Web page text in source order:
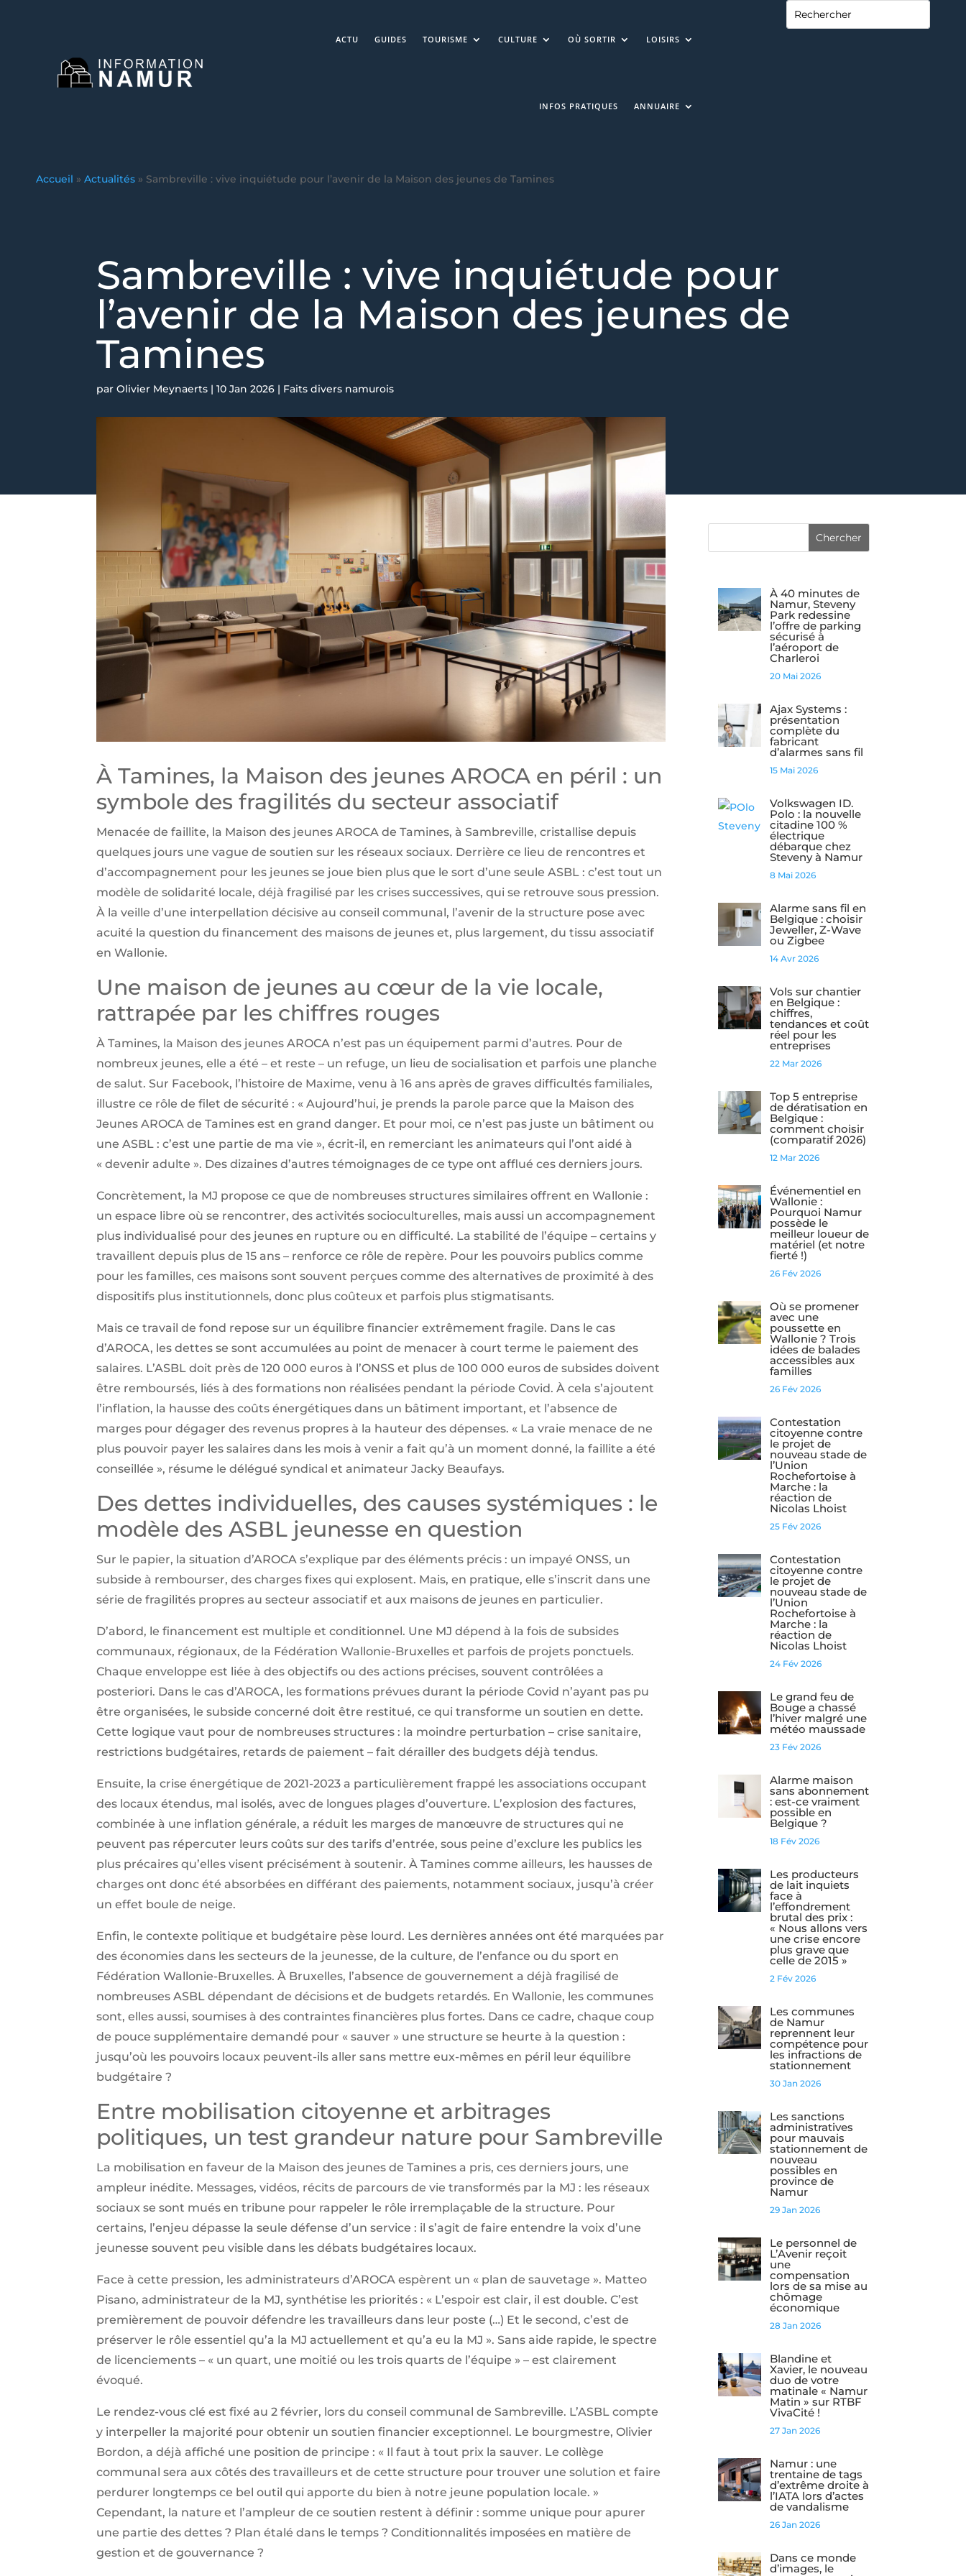
ACTU GUIDES TOURISME CULTURE OÙ SORTIR LOISIRS
INFOS PRATIQUES ANNUAIRE
Accueil » Actualités » Sambreville : vive inquiétude pour l’avenir de la Maison des jeunes de Tamines
Sambreville : vive inquiétude pour
l’avenir de la Maison des jeunes de
Tamines
parOlivier Meynaerts |10 Jan 2026 | Faits divers namurois
À Tamines, la Maison des jeunes AROCA en péril : un
symbole des fragilités du secteur associatif
Menacée de faillite, la Maison des jeunes AROCA de Tamines, à Sambreville, cristallise depuis
quelques jours une vague de soutien sur les réseaux sociaux. Derrière ce lieu de rencontres et
d’accompagnement pour les jeunes se joue bien plus que le sort d’une seule ASBL : c’est tout un
modèle de solidarité locale, déjà fragilisé par les crises successives, qui se retrouve sous pression.
À la veille d’une interpellation décisive au conseil communal, l’avenir de la structure pose avec
acuité la question du financement des maisons de jeunes et, plus largement, du tissu associatif
en Wallonie.
Une maison de jeunes au cœur de la vie locale,
rattrapée par les chiffres rouges
À Tamines, la Maison des jeunes AROCA n’est pas un équipement parmi d’autres. Pour de
nombreux jeunes, elle a été – et reste – un refuge, un lieu de socialisation et parfois une planche
de salut. Sur Facebook, l’histoire de Maxime, venu à 16 ans après de graves difficultés familiales,
illustre ce rôle de filet de sécurité : « Aujourd’hui, je prends la parole parce que la Maison des
Jeunes AROCA de Tamines est en grand danger. Et pour moi, ce n’est pas juste un bâtiment ou
une ASBL : c’est une partie de ma vie », écrit-il, en remerciant les animateurs qui l’ont aidé à
« devenir adulte ». Des dizaines d’autres témoignages de ce type ont afflué ces derniers jours.
Concrètement, la MJ propose ce que de nombreuses structures similaires offrent en Wallonie :
un espace libre où se rencontrer, des activités socioculturelles, mais aussi un accompagnement
plus individualisé pour des jeunes en rupture ou en difficulté. La stabilité de l’équipe – certains y
travaillent depuis plus de 15 ans – renforce ce rôle de repère. Pour les pouvoirs publics comme
pour les familles, ces maisons sont souvent perçues comme des alternatives de proximité à des
dispositifs plus institutionnels, donc plus coûteux et parfois plus stigmatisants.
Mais ce travail de fond repose sur un équilibre financier extrêmement fragile. Dans le cas
d’AROCA, les dettes se sont accumulées au point de menacer à court terme le paiement des
salaires. L’ASBL doit près de 120 000 euros à l’ONSS et plus de 100 000 euros de subsides doivent
être remboursés, liés à des formations non réalisées pendant la période Covid. À cela s’ajoutent
l’inflation, la hausse des coûts énergétiques dans un bâtiment important, et l’absence de
marges pour dégager des revenus propres à la hauteur des dépenses. « La vraie menace de ne
plus pouvoir payer les salaires dans les mois à venir a fait qu’à un moment donné, la faillite a été
conseillée », résume le délégué syndical et animateur Jacky Beaufays.
Des dettes individuelles, des causes systémiques : le
modèle des ASBL jeunesse en question
Sur le papier, la situation d’AROCA s’explique par des éléments précis : un impayé ONSS, un
subside à rembourser, des charges fixes qui explosent. Mais, en pratique, elle s’inscrit dans une
série de fragilités propres au secteur associatif et aux maisons de jeunes en particulier.
D’abord, le financement est multiple et conditionnel. Une MJ dépend à la fois de subsides
communaux, régionaux, de la Fédération Wallonie-Bruxelles et parfois de projets ponctuels.
Chaque enveloppe est liée à des objectifs ou des actions précises, souvent contrôlées a
posteriori. Dans le cas d’AROCA, les formations prévues durant la période Covid n’ayant pas pu
être organisées, le subside concerné doit être restitué, ce qui transforme un soutien en dette.
Cette logique vaut pour de nombreuses structures : la moindre perturbation – crise sanitaire,
restrictions budgétaires, retards de paiement – fait dérailler des budgets déjà tendus.
Ensuite, la crise énergétique de 2021-2023 a particulièrement frappé les associations occupant
des locaux étendus, mal isolés, avec de longues plages d’ouverture. L’explosion des factures,
combinée à une inflation générale, a réduit les marges de manœuvre de structures qui ne
peuvent pas répercuter leurs coûts sur des tarifs d’entrée, sous peine d’exclure les publics les
plus précaires qu’elles visent précisément à soutenir. À Tamines comme ailleurs, les hausses de
charges ont donc été absorbées en différant des paiements, notamment sociaux, jusqu’à créer
un effet boule de neige.
Enfin, le contexte politique et budgétaire pèse lourd. Les dernières années ont été marquées par
des économies dans les secteurs de la jeunesse, de la culture, de l’enfance ou du sport en
Fédération Wallonie-Bruxelles. À Bruxelles, l’absence de gouvernement a déjà fragilisé de
nombreuses ASBL dépendant de décisions et de budgets retardés. En Wallonie, les communes
sont, elles aussi, soumises à des contraintes financières plus fortes. Dans ce cadre, chaque coup
de pouce supplémentaire demandé pour « sauver » une structure se heurte à la question :
jusqu’où les pouvoirs locaux peuvent-ils aller sans mettre eux-mêmes en péril leur équilibre
budgétaire ?
Entre mobilisation citoyenne et arbitrages
politiques, un test grandeur nature pour Sambreville
La mobilisation en faveur de la Maison des jeunes de Tamines a pris, ces derniers jours, une
ampleur inédite. Messages, vidéos, récits de parcours de vie transformés par la MJ : les réseaux
sociaux se sont mués en tribune pour rappeler le rôle irremplaçable de la structure. Pour
certains, l’enjeu dépasse la seule défense d’un service : il s’agit de faire entendre la voix d’une
jeunesse souvent peu visible dans les débats budgétaires locaux.
Face à cette pression, les administrateurs d’AROCA espèrent un « plan de sauvetage ». Matteo
Pisano, administrateur de la MJ, synthétise les priorités : « L’espoir est clair, il est double. C’est
premièrement de pouvoir défendre les travailleurs dans leur poste (…) Et le second, c’est de
préserver le rôle essentiel qu’a la MJ actuellement et qu’a eu la MJ ». Sans aide rapide, le spectre
de licenciements – « un quart, une moitié ou les trois quarts de l’équipe » – est clairement
évoqué.
Le rendez-vous clé est fixé au 2 février, lors du conseil communal de Sambreville. L’ASBL compte
y interpeller la majorité pour obtenir un soutien financier exceptionnel. Le bourgmestre, Olivier
Bordon, a déjà affiché une position de principe : « Il faut à tout prix la sauver. Le collège
communal sera aux côtés des travailleurs et de cette structure pour trouver une solution et faire
perdurer longtemps ce bel outil qui apporte du bien à notre jeune population locale. »
Cependant, la nature et l’ampleur de ce soutien restent à définir : somme unique pour apurer
une partie des dettes ? Plan étalé dans le temps ? Conditionnalités imposées en matière de
gestion et de gouvernance ?
À 40 minutes de
Namur, Steveny
Park redessine
l’offre de parking
sécurisé à
l’aéroport de
Charleroi
20 Mai 2026
Ajax Systems :
présentation
complète du
fabricant
d’alarmes sans fil
15 Mai 2026
Volkswagen ID.
Polo : la nouvelle
citadine 100 %
électrique
débarque chez
Steveny à Namur
8 Mai 2026
Alarme sans fil en
Belgique : choisir
Jeweller, Z-Wave
ou Zigbee
14 Avr 2026
Vols sur chantier
en Belgique :
chiffres,
tendances et coût
réel pour les
entreprises
22 Mar 2026
Top 5 entreprise
de dératisation en
Belgique :
comment choisir
(comparatif 2026)
12 Mar 2026
Événementiel en
Wallonie :
Pourquoi Namur
possède le
meilleur loueur de
matériel (et notre
fierté !)
26 Fév 2026
Où se promener
avec une
poussette en
Wallonie ? Trois
idées de balades
accessibles aux
familles
26 Fév 2026
Contestation
citoyenne contre
le projet de
nouveau stade de
l’Union
Rochefortoise à
Marche : la
réaction de
Nicolas Lhoist
25 Fév 2026
Contestation
citoyenne contre
le projet de
nouveau stade de
l’Union
Rochefortoise à
Marche : la
réaction de
Nicolas Lhoist
24 Fév 2026
Le grand feu de
Bouge a chassé
l’hiver malgré une
météo maussade
23 Fév 2026
Alarme maison
sans abonnement
: est-ce vraiment
possible en
Belgique ?
18 Fév 2026
Les producteurs
de lait inquiets
face à
l’effondrement
brutal des prix :
« Nous allons vers
une crise encore
plus grave que
celle de 2015 »
2 Fév 2026
Les communes
de Namur
reprennent leur
compétence pour
les infractions de
stationnement
30 Jan 2026
Les sanctions
administratives
pour mauvais
stationnement de
nouveau
possibles en
province de
Namur
29 Jan 2026
Le personnel de
L’Avenir reçoit
une
compensation
lors de sa mise au
chômage
économique
28 Jan 2026
Blandine et
Xavier, le nouveau
duo de votre
matinale « Namur
Matin » sur RTBF
VivaCité !
27 Jan 2026
Namur : une
trentaine de tags
d’extrême droite à
l’IATA lors d’actes
de vandalisme
26 Jan 2026
Dans ce monde
d’images, le